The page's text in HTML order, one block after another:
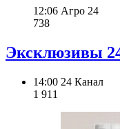
12:06 Агро 24
738
Эксклюзивы
14:00 24 Канал
1 911